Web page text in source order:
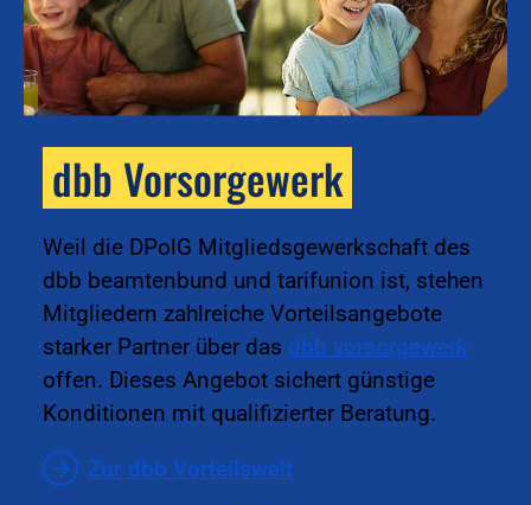
dbb Vorsorgewerk
Weil die DPolG Mitgliedsgewerkschaft des
dbb beamtenbund und tarifunion ist, stehen
Mitgliedern zahlreiche Vorteilsangebote
starker Partner über das dbb vorsorgewerk
offen. Dieses Angebot sichert günstige
Konditionen mit qualifizierter Beratung.
Zur dbb Vorteilswelt